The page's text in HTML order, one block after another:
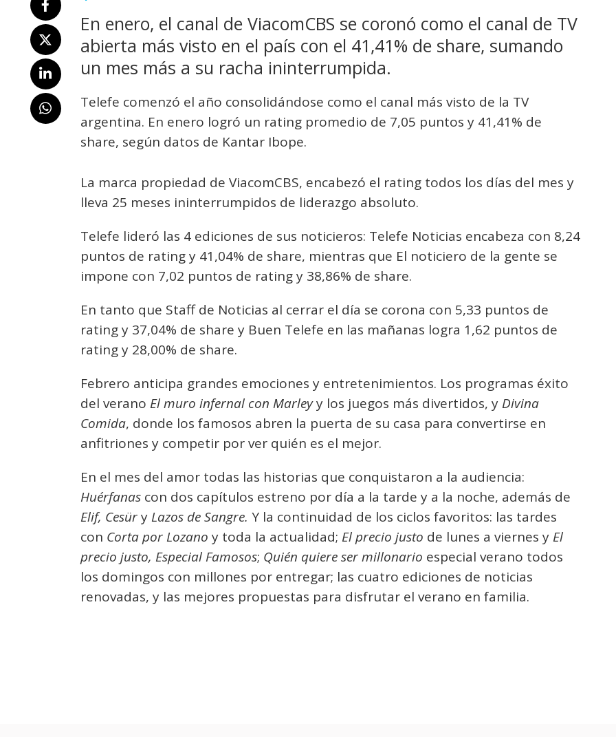
En enero, el canal de ViacomCBS se coronó como el canal de TV
abierta más visto en el país con el 41,41% de share, sumando
un mes más a su racha ininterrumpida.
Telefe comenzó el año consolidándose como el canal más visto de la TV
argentina. En enero logró un rating promedio de 7,05 puntos y 41,41% de
share, según datos de Kantar Ibope.
La marca propiedad de ViacomCBS, encabezó el rating todos los días del mes y
lleva 25 meses ininterrumpidos de liderazgo absoluto.
Telefe lideró las 4 ediciones de sus noticieros: Telefe Noticias encabeza con 8,24
puntos de rating y 41,04% de share, mientras que El noticiero de la gente se
impone con 7,02 puntos de rating y 38,86% de share.
En tanto que Staff de Noticias al cerrar el día se corona con 5,33 puntos de
rating y 37,04% de share y Buen Telefe en las mañanas logra 1,62 puntos de
rating y 28,00% de share.
Febrero anticipa grandes emociones y entretenimientos. Los programas éxito
del verano El muro infernal con Marleyy los juegos más divertidos, y Divina
Comida, donde los famosos abren la puerta de su casa para convertirse en
anfitriones y competir por ver quién es el mejor.
En el mes del amor todas las historias que conquistaron a la audiencia:
Huérfanas con dos capítulos estreno por día a la tarde y a la noche, además de
Elif, Cesüry Lazos de Sangre. Y la continuidad de los ciclos favoritos: las tardes
con Corta por Lozano y toda la actualidad; El precio justo de lunes a viernes y El
precio justo, Especial Famosos; Quién quiere ser millonario especial verano todos
los domingos con millones por entregar; las cuatro ediciones de noticias
renovadas, y las mejores propuestas para disfrutar el verano en familia.